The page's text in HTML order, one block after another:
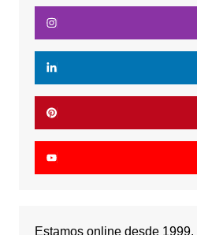
Estamos online desde